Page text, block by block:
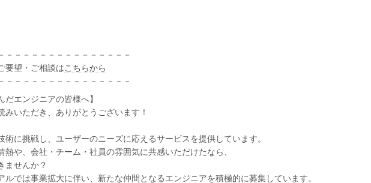
－－－－－－－－－－－－－－－
要望・ご相談はこちらから
－－－－－－－－－－－－－－－
だエンジニアの皆様へ】
みいただき、ありがとうございます！
術に挑戦し、ユーザーのニーズに応えるサービスを提供しています。
熱や、会社・チーム・社員の雰囲気に共感いただけたなら、
ませんか？
ルでは事業拡大に伴い、新たな仲間となるエンジニアを積極的に募集しています。